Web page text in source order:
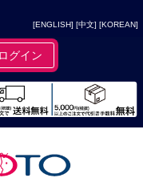
[ENGLISH] [中文] [KOREAN]
グイン